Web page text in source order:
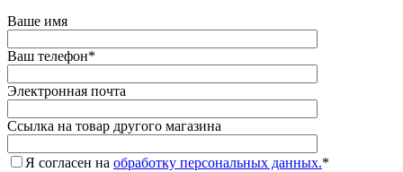
Ваше имя
Ваш телефон*
Электронная почта
Ссылка на товар другого магазина
Я согласен на обработку персональных данных.*